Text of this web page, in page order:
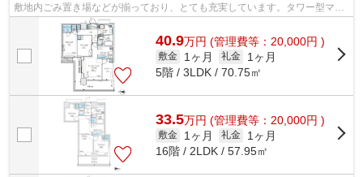
敷地内ごみ置き場などが揃っており、とても充実しています。タワー型マン
ションならいつでも遠くの景色を楽しめ...
40.9万円 (管理費等：20,000円 )
敷金 1ヶ月 礼金
1ヶ月
5階 / 3LDK / 70.75㎡
33.5万円 (管理費等：20,000円 )
敷金 1ヶ月 礼金
1ヶ月
16階 / 2LDK / 57.95㎡